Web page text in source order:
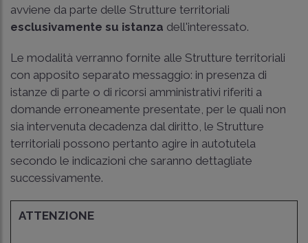
avviene da parte delle Strutture territoriali
esclusivamente su istanza dell'interessato.
Le modalità verranno fornite alle Strutture territoriali
con apposito separato messaggio: in presenza di
istanze di parte o di ricorsi amministrativi riferiti a
domande erroneamente presentate, per le quali non
sia intervenuta decadenza dal diritto, le Strutture
territoriali possono pertanto agire in autotutela
secondo le indicazioni che saranno dettagliate
successivamente.
ATTENZIONE